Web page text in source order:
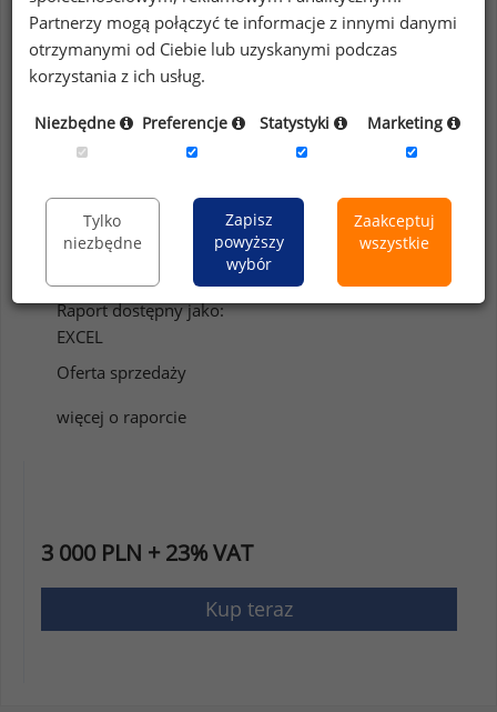
4 005 uczestników
58 benefitów
Raport dostępny jako:
EXCEL
Oferta sprzedaży
więcej o raporcie
3 000 PLN + 23% VAT
Kup teraz
Partnerzy mogą połączyć te informacje z innymi danymi
otrzymanymi od Ciebie lub uzyskanymi podczas
korzystania z ich usług.
Niezbędne Preferencje Statystyki Marketing
Tylko
niezbędne
Zapisz
powyższy
wybór
Zaakceptuj
wszystkie